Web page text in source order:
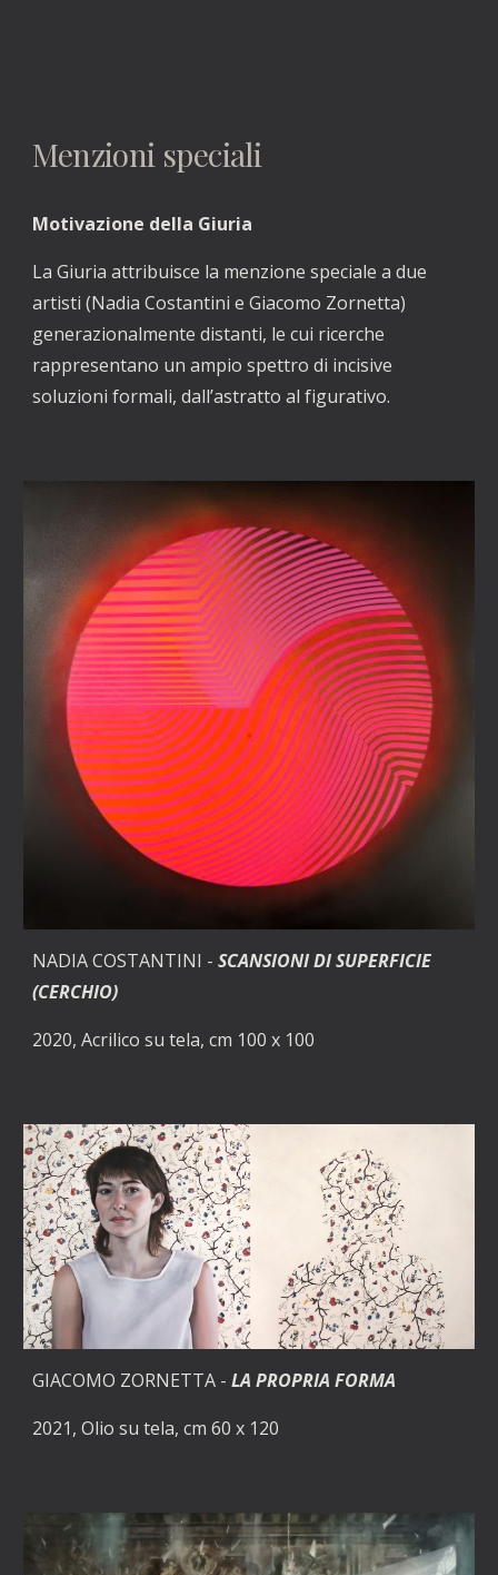
Menzioni speciali
Motivazione della Giuria
La Giuria attribuisce la menzione speciale a due
artisti (Nadia Costantini e Giacomo Zornetta)
generazionalmente distanti, le cui ricerche
rappresentano un ampio spettro di incisive
soluzioni formali, dall’astratto al figurativo.
NADIA COSTANTINI - SCANSIONI DI SUPERFICIE
(CERCHIO)
2020, Acrilico su tela, cm 100 x 100
GIACOMO ZORNETTA - LA PROPRIA FORMA
2021, Olio su tela, cm 60 x 120